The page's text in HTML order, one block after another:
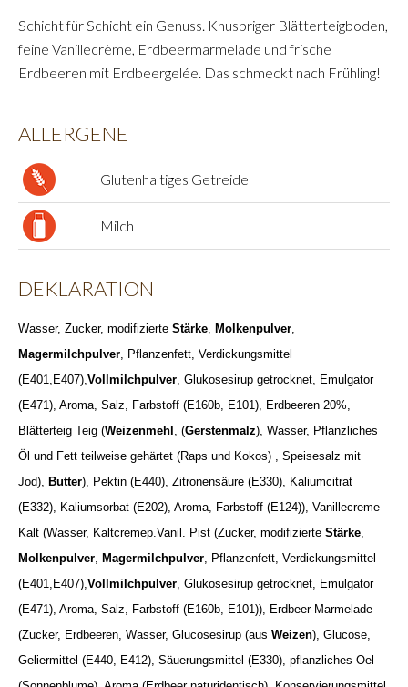
Schicht für Schicht ein Genuss. Knuspriger Blätterteigboden,
feine Vanillecrème, Erdbeermarmelade und frische
Erdbeeren mit Erdbeergelée. Das schmeckt nach Frühling!
ALLERGENE
Glutenhaltiges Getreide
Milch
DEKLARATION
Wasser, Zucker, modifizierte Stärke, Molkenpulver,
Magermilchpulver, Pflanzenfett, Verdickungsmittel
(E401,E407),Vollmilchpulver, Glukosesirup getrocknet, Emulgator
(E471), Aroma, Salz, Farbstoff (E160b, E101), Erdbeeren 20%,
Blätterteig Teig (Weizenmehl , (Gerstenmalz), Wasser, Pflanzliches
Öl und Fett teilweise gehärtet (Raps und Kokos) , Speisesalz mit
Jod), Butter), Pektin (E440), Zitronensäure (E330), Kaliumcitrat
(E332), Kaliumsorbat (E202), Aroma, Farbstoff (E124)), Vanillecreme
Kalt (Wasser, Kaltcremep.Vanil. Pist (Zucker, modifizierte Stärke,
Molkenpulver, Magermilchpulver, Pflanzenfett, Verdickungsmittel
(E401,E407),Vollmilchpulver, Glukosesirup getrocknet, Emulgator
(E471), Aroma, Salz, Farbstoff (E160b, E101)), Erdbeer-Marmelade
(Zucker, Erdbeeren, Wasser, Glucosesirup (aus Weizen), Glucose,
Geliermittel (E440, E412), Säuerungsmittel (E330), pflanzliches Oel